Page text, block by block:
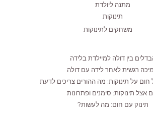
מתנה ליולדת
תינוקות
משחקים לתינוקות
בין דולה למיילדת בלידה
רגשית לאחר לידה עם דולה
על תינוקות: מה ההורים צריכים לדעת
אצל תינוקות: סימנים ופתרונות
תינוק עם חום: מה לעשות?